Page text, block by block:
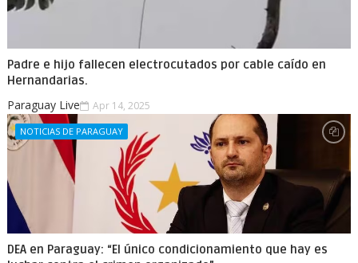
Padre e hijo fallecen electrocutados por cable caído en
Hernandarias.
Paraguay Live Apr 14, 2025
NOTICIAS DE PARAGUAY
DEA en Paraguay: “El único condicionamiento que hay es